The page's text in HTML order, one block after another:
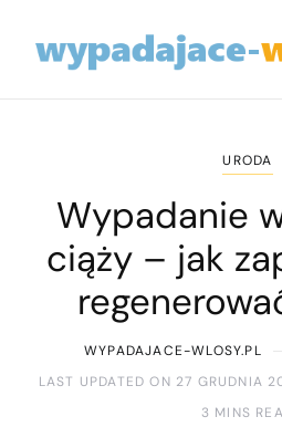
URODA
Wypadanie
ciąży – jak
WYPADAJACE-WLOSY.PL
LAST UPDATED ON 27 GRUDNIA
3 MINS